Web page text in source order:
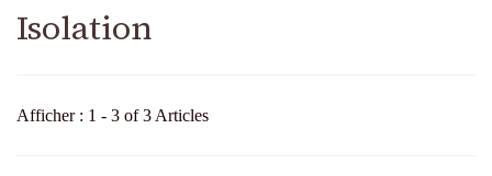
Isolation
Afficher : 1 - 3 of 3 Articles